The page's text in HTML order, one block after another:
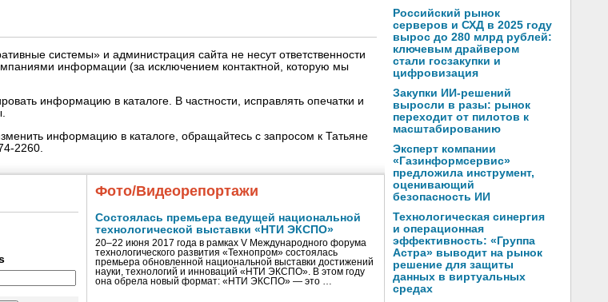
системы» и администрация сайта не несут ответственности
информации (за исключением контактной, которую мы
информацию в каталоге. В частности, исправлять опечатки и
информацию в каталоге, обращайтесь с запросом к Татьяне
2260.
Фото/Видеорепортажи
Состоялась премьера ведущей национальной
технологической выставки «НТИ ЭКСПО»
20–22 июня 2017 года в рамках V Международного форума
технологического развития «Технопром» состоялась
премьера обновленной национальной выставки достижений
науки, технологий и инноваций «НТИ ЭКСПО». В этом году
она обрела новый формат: «НТИ ЭКСПО» — это …
Российский рынок
серверов и СХД в 2025 году
вырос до 280 млрд рублей:
ключевым драйвером
стали госзакупки и
цифровизация
Закупки ИИ-решений
выросли в разы: рынок
переходит от пилотов к
масштабированию
Эксперт компании
«Газинформсервис»
предложила инструмент,
оценивающий
безопасность ИИ
Технологическая синергия
и операционная
эффективность: «Группа
Астра» выводит на рынок
решение для защиты
данных в виртуальных
средах